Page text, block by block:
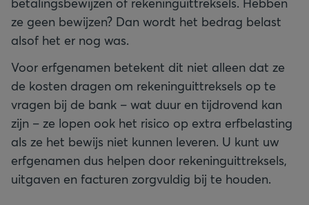
ze geen bewijzen? Dan wordt het bedrag belast
alsof het er nog was.
Voor erfgenamen betekent dit niet alleen dat ze
de kosten dragen om rekeninguittreksels op te
vragen bij de bank – wat duur en tijdrovend kan
zijn – ze lopen ook het risico op extra erfbelasting
als ze het bewijs niet kunnen leveren. U kunt uw
erfgenamen dus helpen door rekeninguittreksels,
uitgaven en facturen zorgvuldig bij te houden.